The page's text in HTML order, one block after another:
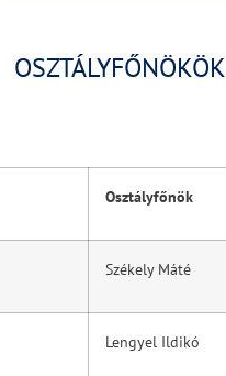
OSZTÁLYFŐNÖKÖK
Osztályfőnök
Székely Máté
Lengyel Ildikó